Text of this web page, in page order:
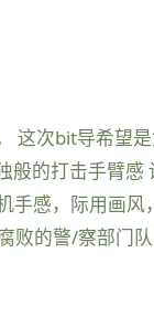
这次bit导希望
般的打击手臂感
手感，际用画风
败的警/察部门